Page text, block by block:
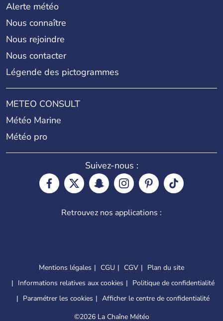
Alerte météo
Nous connaître
Nous rejoindre
Nous contacter
Légende des pictogrammes
METEO CONSULT
Météo Marine
Météo pro
Suivez-nous :
Retrouvez nos applications :
Mentions légales CGU CGV
Plan du site
Informations relatives aux cookies
Politique de confidentialité
Paramétrer les cookies
Afficher le centre de confidentialité
©2026 La Chaîne Météo